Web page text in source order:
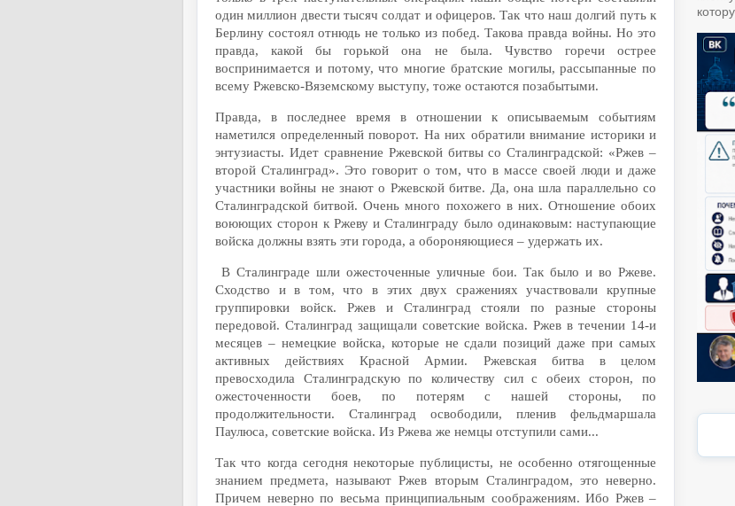
один миллион двести тысяч солдат и офицеров. Так что наш долгий путь к
Берлину состоял отнюдь не только из побед. Такова правда войны. Но это
правда, какой бы горькой она не была. Чувство горечи острее
воспринимается и потому, что многие братские могилы, рассыпанные по
всему Ржевско-Вяземскому выступу, тоже остаются позабытыми.
Правда, в последнее время в отношении к описываемым событиям
наметился определенный поворот. На них обратили внимание историки и
энтузиасты. Идет сравнение Ржевской битвы со Сталинградской: «Ржев –
второй Сталинград». Это говорит о том, что в массе своей люди и даже
участники войны не знают о Ржевской битве. Да, она шла параллельно со
Сталинградской битвой. Очень много похожего в них. Отношение обоих
воюющих сторон к Ржеву и Сталинграду было одинаковым: наступающие
войска должны взять эти города, а обороняющиеся – удержать их.
В Сталинграде шли ожесточенные уличные бои. Так было и во Ржеве.
Сходство и в том, что в этих двух сражениях участвовали крупные
группировки войск. Ржев и Сталинград стояли по разные стороны
передовой. Сталинград защищали советские войска. Ржев в течении 14-и
месяцев – немецкие войска, которые не сдали позиций даже при самых
активных действиях Красной Армии. Ржевская битва в целом
превосходила Сталинградскую по количеству сил с обеих сторон, по
ожесточенности боев, по потерям с нашей стороны, по
продолжительности. Сталинград освободили, пленив фельдмаршала
Паулюса, советские войска. Из Ржева же немцы отступили сами...
Так что когда сегодня некоторые публицисты, не особенно отягощенные
знанием предмета, называют Ржев вторым Сталинградом, это неверно.
Причем неверно по весьма принципиальным соображениям. Ибо Ржев –